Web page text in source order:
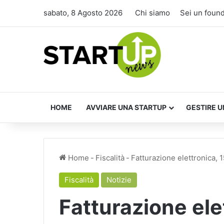
sabato, 8 Agosto 2026 Chi siamo Sei un
HOME AVVIARE UNA STARTUP GESTIRE
Home - Fiscalità - Fatturazione elettronica,
Fiscalità Notizie
Fatturazione